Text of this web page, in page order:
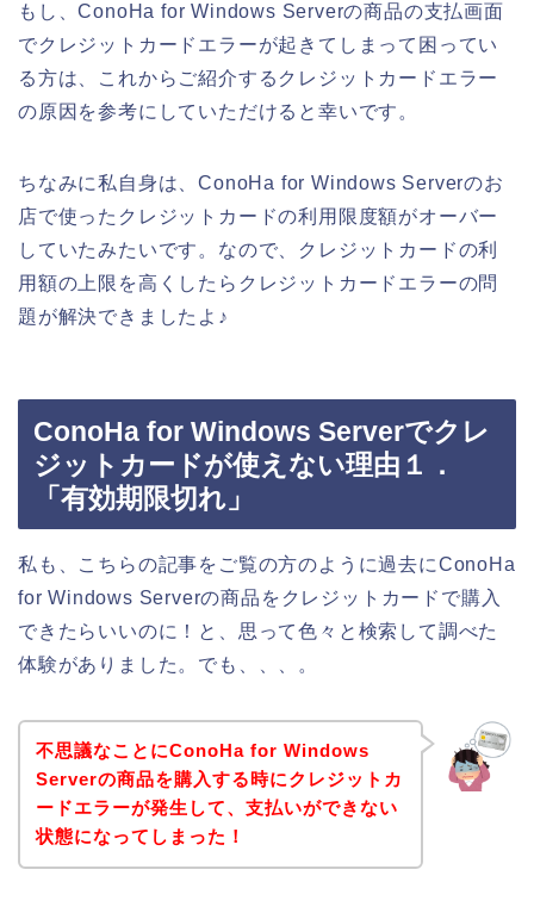
もし、ConoHa for Windows Serverの商品の支払画面
でクレジットカードエラーが起きてしまって困ってい
る方は、これからご紹介するクレジットカードエラー
の原因を参考にしていただけると幸いです。
ちなみに私自身は、ConoHa for Windows Serverのお
店で使ったクレジットカードの利用限度額がオーバー
していたみたいです。なので、クレジットカードの利
用額の上限を高くしたらクレジットカードエラーの問
題が解決できましたよ♪
ConoHa for Windows Serverでクレ
ジットカードが使えない理由１．
「有効期限切れ」
私も、こちらの記事をご覧の方のように過去にConoHa
for Windows Serverの商品をクレジットカードで購入
できたらいいのに！と、思って色々と検索して調べた
体験がありました。でも、、、。
不思議なことにConoHa for Windows
Serverの商品を購入する時にクレジットカ
ードエラーが発生して、支払いができない
状態になってしまった！